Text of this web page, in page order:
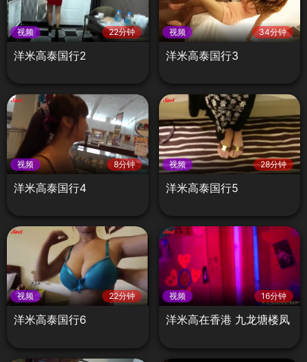
视频 22分钟
洋米高泰国行2
视频 34分钟
洋米高泰国行3
视频 8分钟
洋米高泰国行4
视频 28分钟
洋米高泰国行5
视频 22分钟
洋米高泰国行6
视频 16分钟
洋米高在香港 九龙塘楼凤